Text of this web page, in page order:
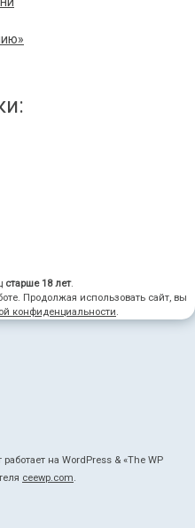
старше 18 лет.
Продолжая использовать сайт, вы
конфиденциальности.
работает на WordPress & «The WP
ceewp.com.